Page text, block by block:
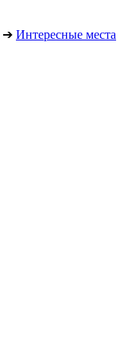
➔ Интересные места